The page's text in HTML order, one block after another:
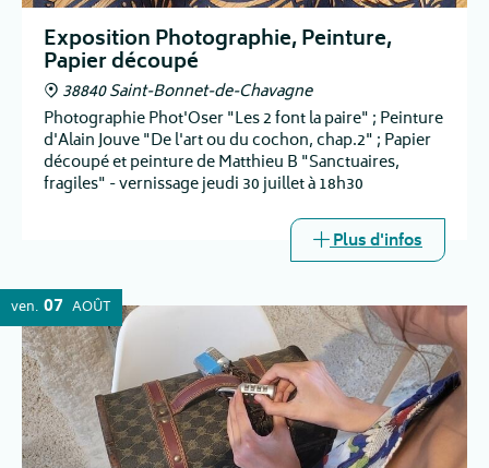
Exposition Photographie, Peinture,
Papier découpé
38840 Saint-Bonnet-de-Chavagne
Photographie Phot'Oser "Les 2 font la paire" ; Peinture
d'Alain Jouve "De l'art ou du cochon, chap.2" ; Papier
découpé et peinture de Matthieu B "Sanctuaires,
fragiles" - vernissage jeudi 30 juillet à 18h30
Plus d'infos
ven. 07 AOÛT